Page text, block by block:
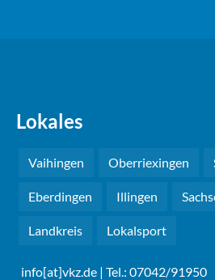
Lokales
Vaihingen Oberriexingen
Eberdingen Illingen
Landkreis Lokalsport
info[at]vkz.de | Tel.: 07042/91950